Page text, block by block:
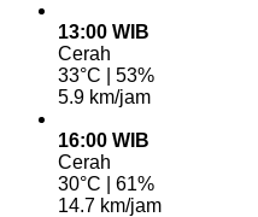
13:00 WIB
Cerah
33°C | 53%
5.9 km/jam
16:00 WIB
Cerah
30°C | 61%
14.7 km/jam